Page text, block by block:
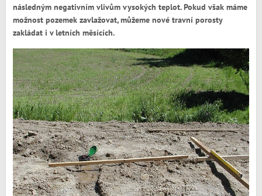
následným negativním vlivům vysokých teplot. Pokud však máme
možnost pozemek zavlažovat, můžeme nové travní porosty
zakládat i v letních měsících.